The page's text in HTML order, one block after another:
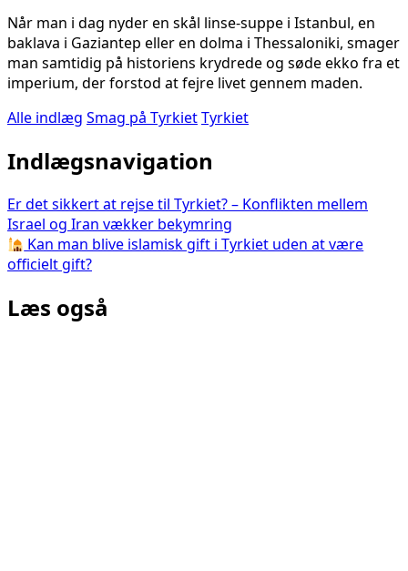
Når man i dag nyder en skål linse-suppe i Istanbul, en
baklava i Gaziantep eller en dolma i Thessaloniki, smager
man samtidig på historiens krydrede og søde ekko fra et
imperium, der forstod at fejre livet gennem maden.
Alle indlæg Smag på TyrkietTyrkiet
Indlægsnavigation
Er det sikkert at rejse til Tyrkiet? – Konflikten mellem
Israel og Iran vækker bekymring
Kan man blive islamisk gift i Tyrkiet uden at være
officielt gift?
Læs også